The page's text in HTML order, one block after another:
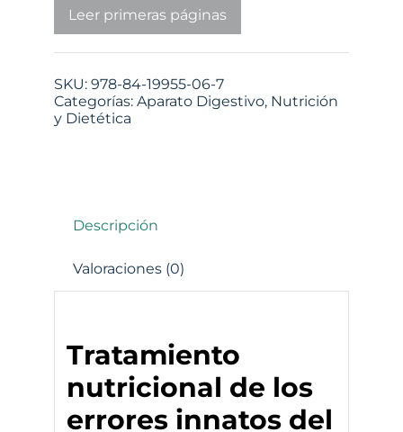
Leer primeras páginas
SKU: 978-84-19955-06-7
Categorías: Aparato Digestivo, Nutrición
y Dietética
Descripción
Valoraciones (0)
Tratamiento
nutricional de los
errores innatos del